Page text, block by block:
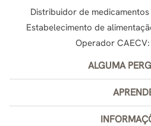
Distribuidor de
Estabelecimento de
Operador CAECV:
ALGUMA